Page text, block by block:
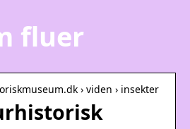
fluer
› viden › insekter